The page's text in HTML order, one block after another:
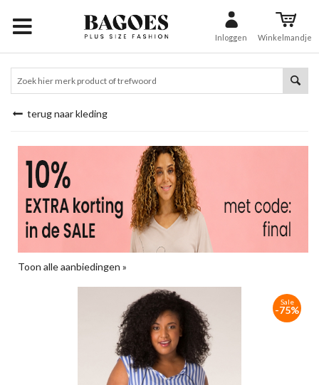
Inloggen Winkelmandje
terug naar kleding
Toon alle aanbiedingen »
Sale
-75%